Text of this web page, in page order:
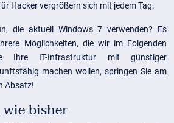
Hacker vergrößern sich mit jedem Tag.
die aktuell Windows 7 verwenden? Es
Möglichkeiten, die wir im Folgenden
Ihre IT-Infrastruktur mit günstiger
machen wollen, springen Sie am
Absatz!
bisher